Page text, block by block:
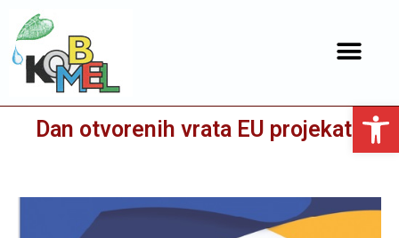
Open toolbar
Dan otvorenih vrata EU projekata